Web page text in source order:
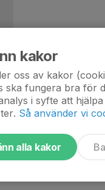
kakor
oss av kakor
ska fungera bra för
i syfte att
Så använder vi
alla kakor